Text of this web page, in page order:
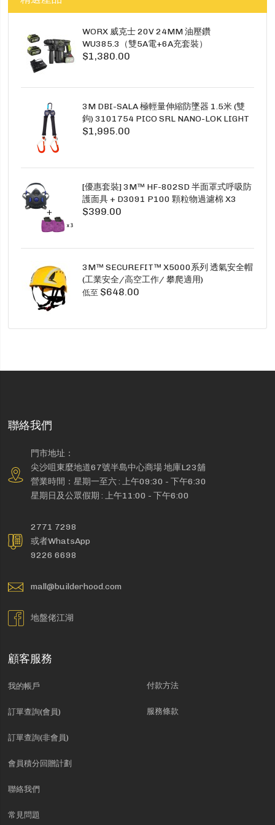
WORX 威克士 20V 24MM 油壓鑽
WU385.3（雙5A電+6A充套裝）
$1,380.00
3M DBI-SALA 極輕量伸縮防墜器 1.5米 (雙
鉤) 3101754 PICO SRL NANO-LOK LIGHT
1.5M TWINS
$1,995.00
[優惠套裝] 3M™ HF-802SD 半面罩式呼吸防
護面具 + D3091 P100 顆粒物過濾棉 X3
SECURE CLICK HF-802SD HF-800SD 系列
$399.00
3M™ SECUREFIT™ X5000系列 透氣安全帽
(工業安全/高空工作/ 攀爬適用)
低至 $648.00
聯絡我們
門市地址：
尖沙咀東麼地道67號半島中心商場 地庫L23舖
營業時間：星期一至六 : 上午09:30 - 下午6:30
星期日及公眾假期 : 上午11:00 - 下午6:00
2771 7298
或者WhatsApp
9226 6698
mall@builderhood.com
地盤佬江湖
顧客服務
我的帳戶
訂單查詢(會員)
訂單查詢(非會員)
會員積分回贈計劃
聯絡我們
常見問題
付款方法
服務條款